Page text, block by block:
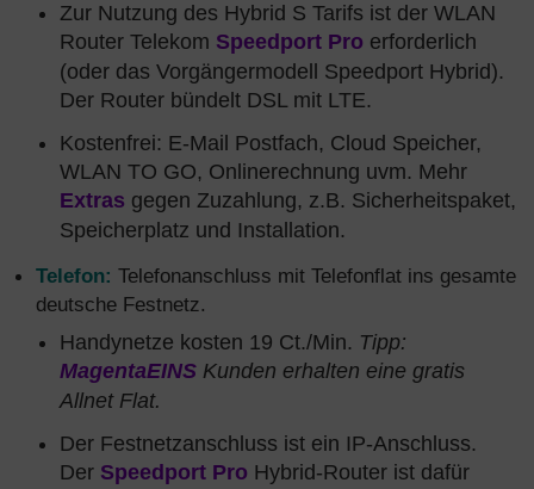
Zur Nutzung des Hybrid S Tarifs ist der WLAN
Router Telekom Speedport Pro erforderlich
(oder das Vorgängermodell Speedport Hybrid).
Der Router bündelt DSL mit LTE.
Kostenfrei: E-Mail Postfach, Cloud Speicher,
WLAN TO GO, Onlinerechnung uvm. Mehr
Extras gegen Zuzahlung, z.B. Sicherheitspaket,
Speicherplatz und Installation.
Telefon: Telefonanschluss mit Telefonflat ins gesamte
deutsche Festnetz.
Handynetze kosten 19 Ct./Min. Tipp:
MagentaEINS Kunden erhalten eine gratis
Allnet Flat.
Der Festnetzanschluss ist ein IP-Anschluss.
Der Speedport Pro Hybrid-Router ist dafür